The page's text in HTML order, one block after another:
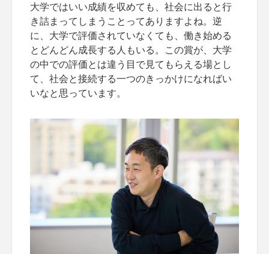
大学ではいい成績を収めても、社会に出ると行
き詰まってしまうことってありますよね。逆
に、大学で評価されていなくても、働き始める
とどんどん成長する人もいる。この賞が、大学
の中での評価とは違う目で見てもらえる場とし
て、社会と接続する一つのきっかけになればい
いなと思っています。